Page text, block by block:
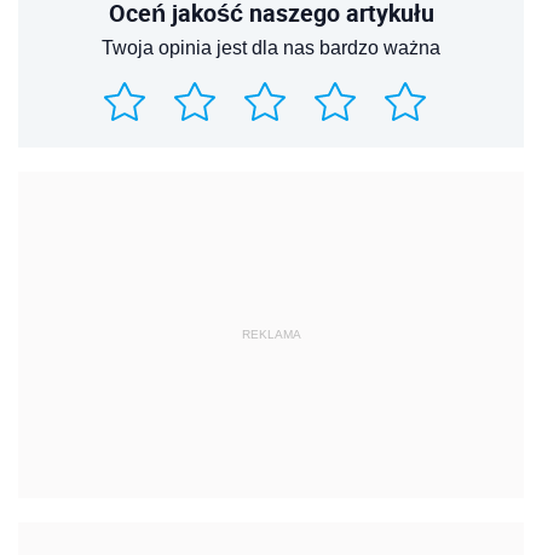
Oceń jakość naszego artykułu
Twoja opinia jest dla nas bardzo ważna
REKLAMA